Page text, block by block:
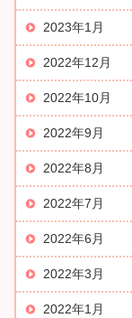
2023年1月
2022年12月
2022年10月
2022年9月
2022年8月
2022年7月
2022年6月
2022年3月
2022年1月